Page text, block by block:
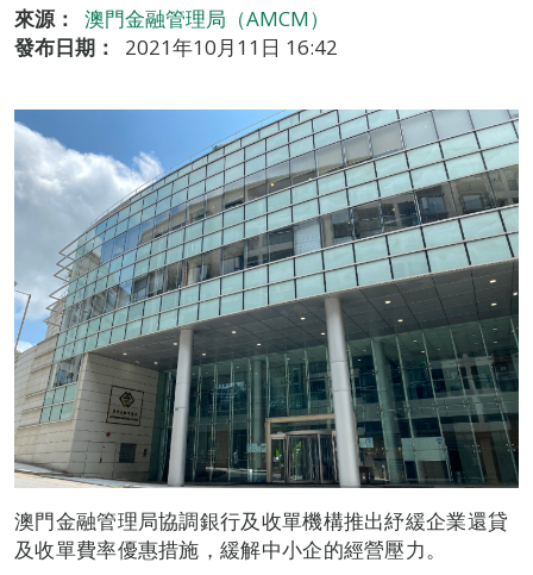
來源：
澳門金融管理局（AMCM）
發布日期：
2021年10月11日 16:42
澳門金融管理局協調銀行及收單機構推出紓緩企業還貸
及收單費率優惠措施，緩解中小企的經營壓力。